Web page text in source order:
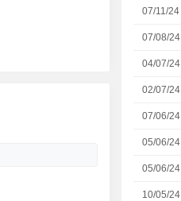
07/11/24
07/08/24
04/07/24
02/07/24
07/06/24
05/06/24
05/06/24
10/05/24